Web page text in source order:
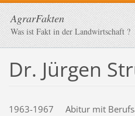
AgrarFakten
Was ist Fakt in der Landwirtschaft ?
Dr. Jürgen
1963-1967 Abitur mit